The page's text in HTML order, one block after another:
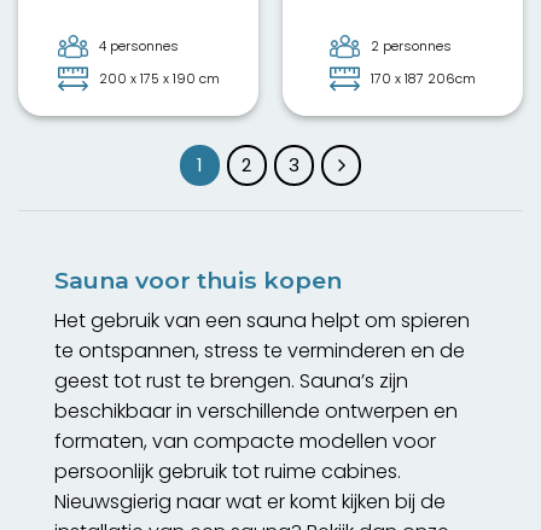
€5.995,00.
4 personnes
200 x 175 x 190 cm
2 personnes
170 x 187 206cm
1 2 3
Sauna voor thuis kopen
Het gebruik van een sauna helpt om spieren
te ontspannen, stress te verminderen en de
geest tot rust te brengen. Sauna’s zijn
beschikbaar in verschillende ontwerpen en
formaten, van compacte modellen voor
persoonlijk gebruik tot ruime cabines.
Nieuwsgierig naar wat er komt kijken bij de